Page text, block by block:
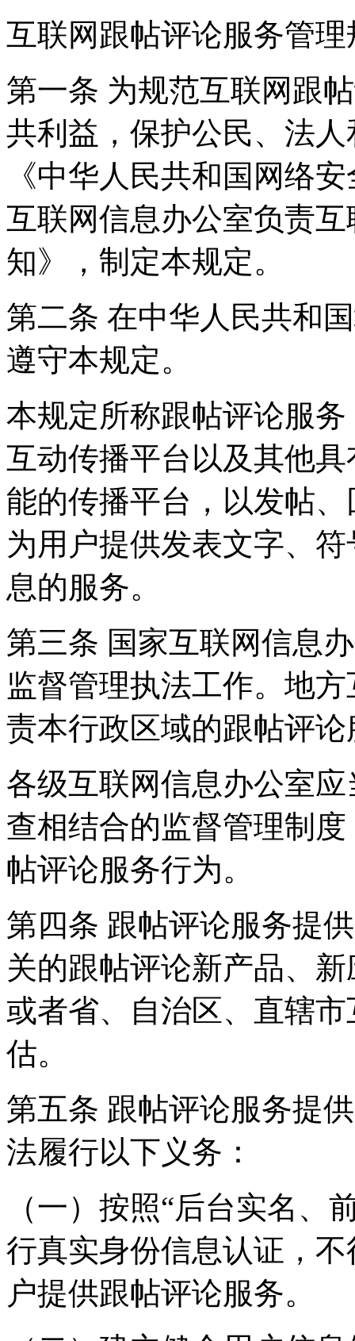
互联网跟帖评论服务管理
第一条 为规范互联网跟
共利益，保护公民、法
《中华人民共和国网络
互联网信息办公室负责
知》，制定本规定。
第二条 在中华人民共和
遵守本规定。
本规定所称跟帖评论服
互动传播平台以及其他
能的传播平台，以发帖
为用户提供发表文字、
息的服务。
第三条 国家互联网信息
监督管理执法工作。地
责本行政区域的跟帖评
各级互联网信息办公室
查相结合的监督管理制
帖评论服务行为。
第四条 跟帖评论服务提
关的跟帖评论新产品、
或者省、自治区、直辖
估。
第五条 跟帖评论服务提
法履行以下义务：
（一）按照“后台实名、
行真实身份信息认证，
户提供跟帖评论服务。